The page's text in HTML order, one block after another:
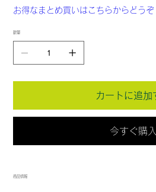
お得なまとめ買いはこちらからどうぞ
数量
カートに追加
今すぐ購入
商品情報